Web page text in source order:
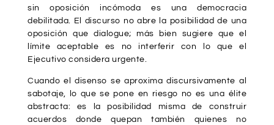
sin oposición incómoda es una democracia
debilitada. El discurso no abre la posibilidad de una
oposición que dialogue; más bien sugiere que el
límite aceptable es no interferir con lo que el
Ejecutivo considera urgente.
Cuando el disenso se aproxima discursivamente al
sabotaje, lo que se pone en riesgo no es una élite
abstracta: es la posibilidad misma de construir
acuerdos donde quepan también quienes no